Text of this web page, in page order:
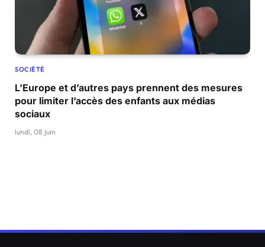
SOCIÉTÉ
L’Europe et d’autres pays prennent des mesures
pour limiter l’accès des enfants aux médias
sociaux
lundi, 08 juin